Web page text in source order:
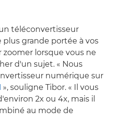
téléconvertisseur
grande portée à vos
lorsque vous ne
d'un sujet. « Nous
numérique sur
», souligne Tibor. « Il vous
2x ou 4x, mais il
au mode de